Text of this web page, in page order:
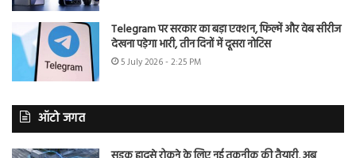
Telegram पर सरकार का बड़ा एक्शन, फिल्में और वेब सीरीज
देखना पड़ेगा भारी, तीन दिनों में दूसरा नोटिस
5 July 2026 - 2:25 PM
ऑटो जगत